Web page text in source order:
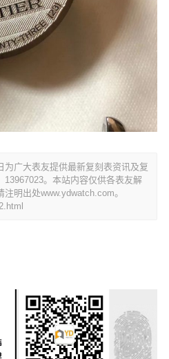
广大表友提供最新复刻表资讯及复
。本站内容仅供各表友解
明出处www.ydwatch.com。